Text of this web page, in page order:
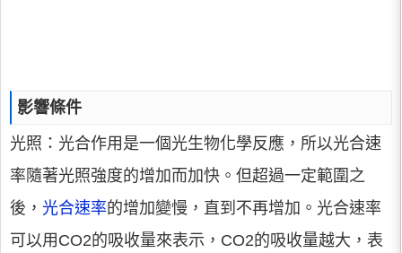
影響條件
光照：光合作用是一個光生物化學反應，所以光合速
率隨著光照強度的增加而加快。但超過一定範圍之
後， 光合速率的增加變慢，直到不再增加。光合速率
可以用CO2的吸收量來表示，CO2的吸收量越大，表